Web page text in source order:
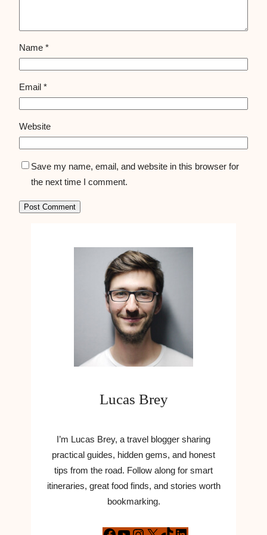
Name *
Email *
Website
Save my name, email, and website in this browser for
the next time I comment.
Lucas Brey
I’m Lucas Brey, a travel blogger sharing
practical guides, hidden gems, and honest
tips from the road. Follow along for smart
itineraries, great food finds, and stories worth
bookmarking.